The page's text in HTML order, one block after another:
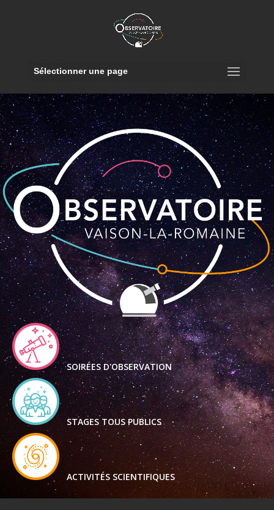
Sélectionner une page
SOIRÉES D'OBSERVATION
STAGES TOUS PUBLICS
ACTIVITÉS SCIENTIFIQUES